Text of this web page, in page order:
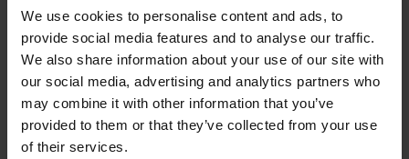
We use cookies to personalise content and ads, to
provide social media features and to analyse our traffic.
We also share information about your use of our site with
our social media, advertising and analytics partners who
may combine it with other information that you’ve
provided to them or that they’ve collected from your use
of their services.
bruges som en erstatning for en varieret kost. En
sund og balanceret livsstil er afgørende.
Kilder og videnskabelige
referencer
Ford, A. C., Moayyedi, P., Lacy, B. E., Lembo, A. J.,